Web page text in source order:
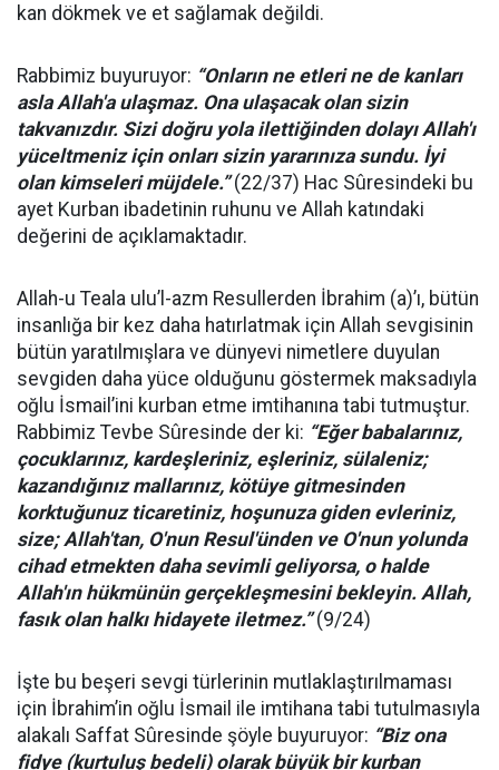
kan dökmek ve et sağlamak değildi.
Rabbimiz buyuruyor: “Onların ne etleri ne de kanları
asla Allah'a ulaşmaz. Ona ulaşacak olan sizin
takvanızdır. Sizi doğru yola ilettiğinden dolayı Allah'ı
yüceltmeniz için onları sizin yararınıza sundu. İyi
olan kimseleri müjdele.” (22/37) Hac Sûresindeki bu
ayet Kurban ibadetinin ruhunu ve Allah katındaki
değerini de açıklamaktadır.
Allah-u Teala ulu’l-azm Resullerden İbrahim (a)’ı, bütün
insanlığa bir kez daha hatırlatmak için Allah sevgisinin
bütün yaratılmışlara ve dünyevi nimetlere duyulan
sevgiden daha yüce olduğunu göstermek maksadıyla
oğlu İsmail’ini kurban etme imtihanına tabi tutmuştur.
Rabbimiz Tevbe Sûresinde der ki: “Eğer babalarınız,
çocuklarınız, kardeşleriniz, eşleriniz, sülaleniz;
kazandığınız mallarınız, kötüye gitmesinden
korktuğunuz ticaretiniz, hoşunuza giden evleriniz,
size; Allah'tan, O'nun Resul'ünden ve O'nun yolunda
cihad etmekten daha sevimli geliyorsa, o halde
Allah'ın hükmünün gerçekleşmesini bekleyin. Allah,
fasık olan halkı hidayete iletmez.” (9/24)
İşte bu beşeri sevgi türlerinin mutlaklaştırılmaması
için İbrahim’in oğlu İsmail ile imtihana tabi tutulmasıyla
alakalı Saffat Sûresinde şöyle buyuruyor: “Biz ona
fidye (kurtuluş bedeli) olarak büyük bir kurban